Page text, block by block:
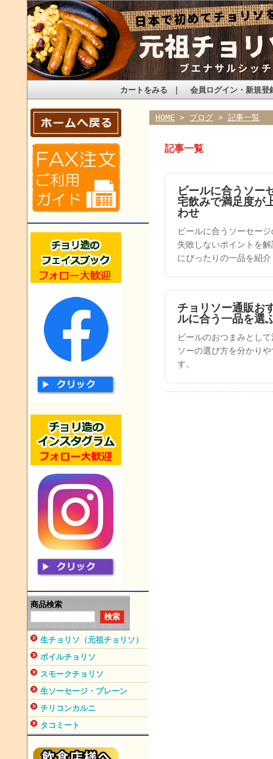
カートをみる 会員ログイン・新規登
商品検索
生チョリソ（元祖チョリソ）
ボイルチョリソ
スモークチョリソ
生ソーセージ・プレーン
チリコンカルニ
タコミート
HOME > ブログ > 記事一覧
記事一覧
ビールに合うソー
宅飲みで満足度が
わせ
ビールに合うソーセー
失敗しないポイントを解
にぴったりの一品を紹
チョリソー通販お
ルに合う一品を選
ビールのおつまみとし
ソーの選び方を分かり
す。